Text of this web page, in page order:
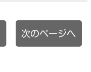
次のページへ